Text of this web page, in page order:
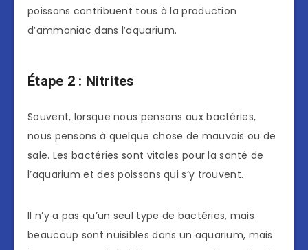
poissons contribuent tous à la production
d’ammoniac dans l’aquarium.
Étape 2 : Nitrites
Souvent, lorsque nous pensons aux bactéries,
nous pensons à quelque chose de mauvais ou de
sale. Les bactéries sont vitales pour la santé de
l’aquarium et des poissons qui s’y trouvent.
Il n’y a pas qu’un seul type de bactéries, mais
beaucoup sont nuisibles dans un aquarium, mais